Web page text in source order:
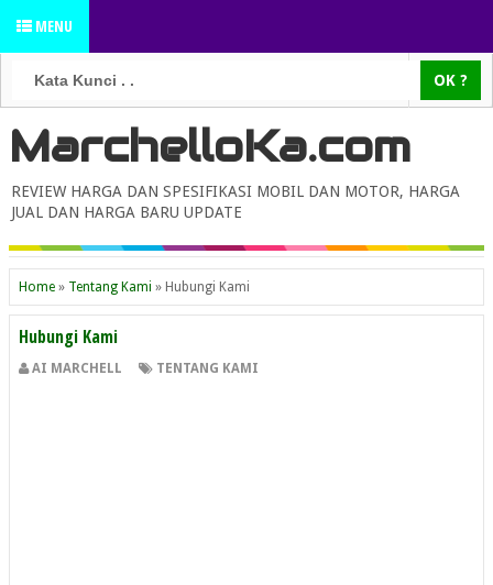
MENU
MarchelloKa.com
REVIEW HARGA DAN SPESIFIKASI MOBIL DAN MOTOR, HARGA
JUAL DAN HARGA BARU UPDATE
Home » Tentang Kami » Hubungi Kami
Hubungi Kami
AI MARCHELL TENTANG KAMI